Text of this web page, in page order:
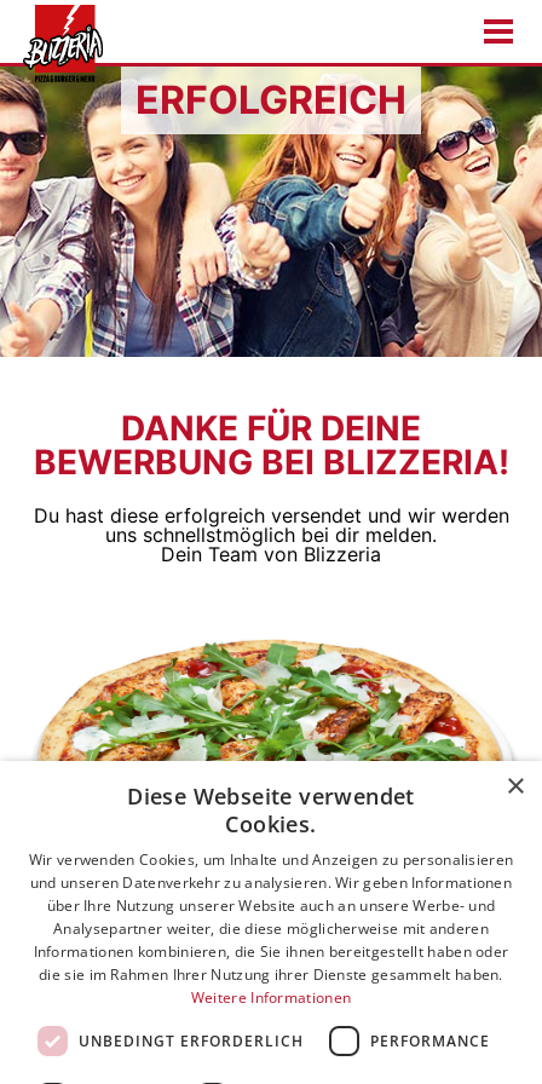
ERFOLGREICH
DANKE FÜR DEINE
BEWERBUNG BEI BLIZZERIA!
Du hast diese erfolgreich versendet und wir werden
uns schnellstmöglich bei dir melden.
Dein Team von Blizzeria
Navigation überspringen
COOKIE-EINSTELLUNGEN
PIZZA
NACHHALTIGKEIT
KONTAKT
IMPRESSUM
×
Diese Webseite verwendet
Cookies.
Wir verwenden Cookies, um Inhalte und Anzeigen zu personalisieren
und unseren Datenverkehr zu analysieren. Wir geben Informationen
über Ihre Nutzung unserer Website auch an unsere Werbe- und
Analysepartner weiter, die diese möglicherweise mit anderen
Informationen kombinieren, die Sie ihnen bereitgestellt haben oder
die sie im Rahmen Ihrer Nutzung ihrer Dienste gesammelt haben.
Weitere Informationen
UNBEDINGT ERFORDERLICH PERFORMANCE